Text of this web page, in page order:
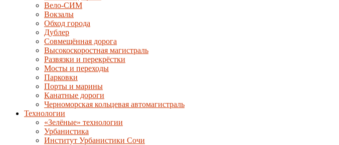
Вело-СИМ
Вокзалы
Обход города
Дублер
Совмещённая дорога
Высокоскоростная магистраль
Развязки и перекрёстки
Мосты и переходы
Парковки
Порты и марины
Канатные дороги
Черноморская кольцевая автомагистраль
Технологии
«Зелёные» технологии
Урбанистика
Институт Урбанистики Сочи